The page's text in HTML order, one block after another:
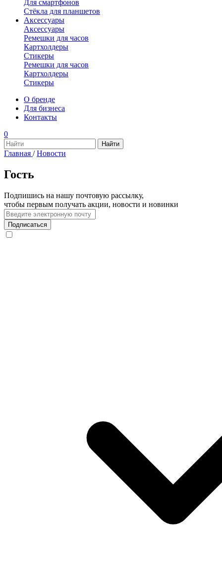
Для смартфонов
Стёкла для планшетов
Аксессуары
Аксессуары
Ремешки для часов
Картхолдеры
Стикеры
Ремешки для часов
Картхолдеры
Стикеры
О бренде
Для бизнеса
Контакты
0
Главная / Новости
Гость
Подпишись на нашу почтовую рассылку,
чтобы первым получать акции, новости и новинки
Подписаться